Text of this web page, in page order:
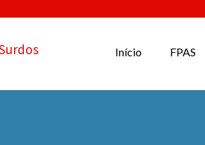
Início FPAS